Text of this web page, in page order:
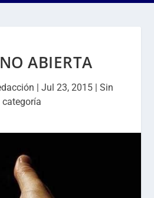
ABIERTA
| Jul 23, 2015 | Sin
categoría